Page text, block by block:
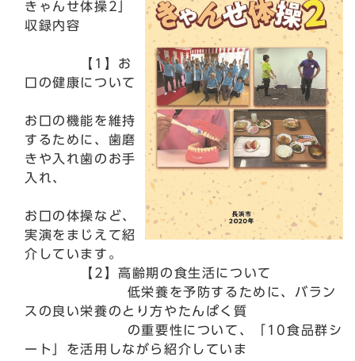
きゃんせ体操2」
収録内容
【1】お
口の健康について
お口の機能を維持
するために、歯磨
きや入れ歯のお手
入れ、
お口の体操など、
実演をまじえて紹
介しています。
【2】高齢期の食生活について
低栄養を予防するために、バラン
スの良い栄養のとり方やたんぱく質
の重要性について、「10食品群シ
ート」を活用しながら紹介していま